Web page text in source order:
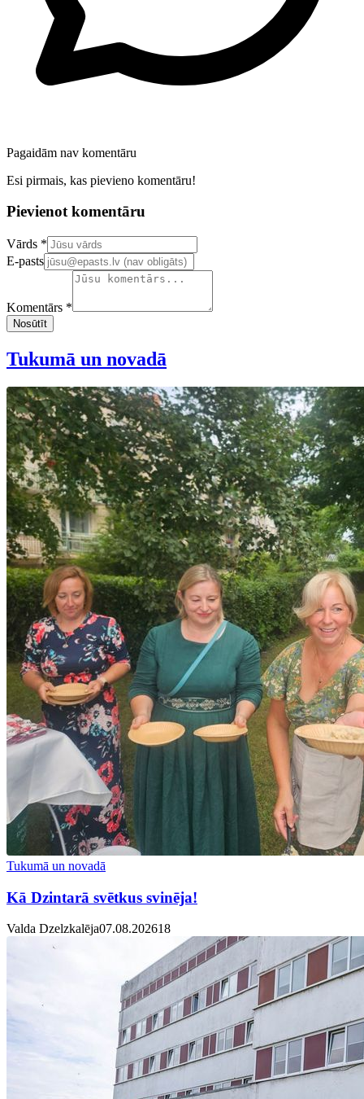
Pagaidām nav komentāru
Esi pirmais, kas pievieno komentāru!
Pievienot komentāru
Confirm your email address
Vārds *
E-pasts
Komentārs *
Nosūtīt
Tukumā un novadā
Tukumā un novadā
Kā Dzintarā svētkus svinēja!
Valda Dzelzkalēja07.08.202618